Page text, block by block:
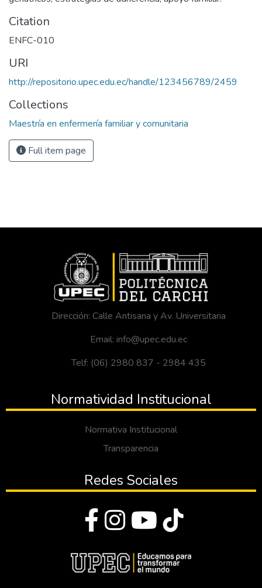
Citation
ENFC-010
URI
http://repositorio.upec.edu.ec/handle/123456789/2459
Collections
Maestría en enfermería familiar y comunitaria
Full item page
Dirección: Calle Antisana y Av. Universitaria
Email: info@upec.edu.ec
Telf: (06) 2980 837 - 2984 435
Normatividad Institucional
Normativa Institucional
Transparencia
Redes Sociales